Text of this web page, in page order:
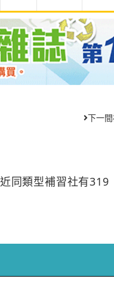
下一
同類型補習社有319